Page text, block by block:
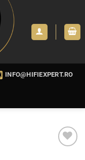
INFO@HIFIEXPERT.RO